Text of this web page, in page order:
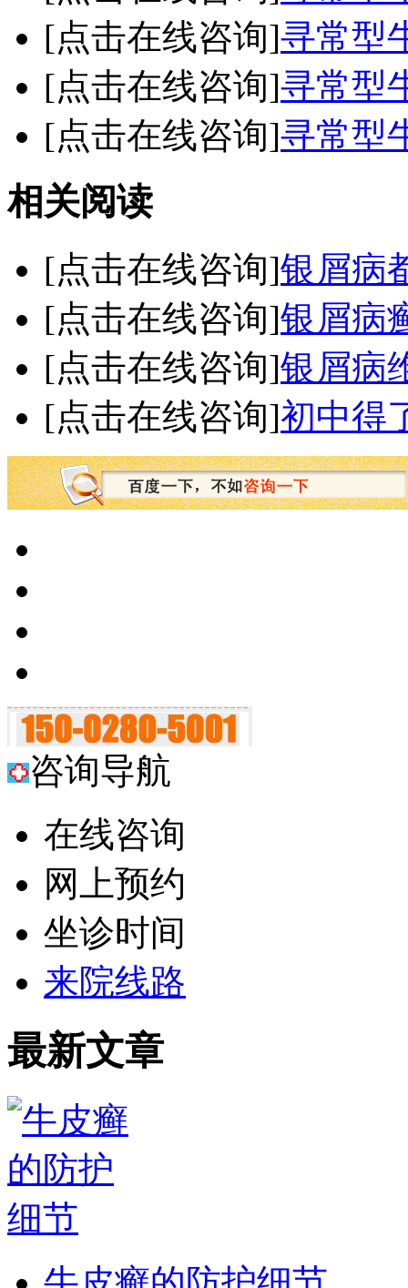
[点击在线咨询]寻常型
[点击在线咨询]寻常型
[点击在线咨询]寻常型
相关阅读
[点击在线咨询]银屑病
[点击在线咨询]银屑病
[点击在线咨询]银屑病
[点击在线咨询]初中得
咨询导航
在线咨询
网上预约
坐诊时间
来院线路
最新文章